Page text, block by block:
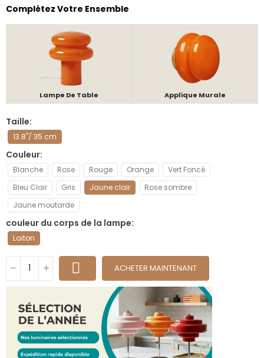
Complétez Votre Ensemble
Lampe De Table Applique Murale
Taille
13.8"/ 35 cm
Couleur
Blanche Rose Rouge Orange
Vert Foncé
Bleu Clair
Gris Jaune clair
Rose sombre
Jaune moutarde
couleur du corps de la lampe
Laiton
ACHETER MAINTENANT